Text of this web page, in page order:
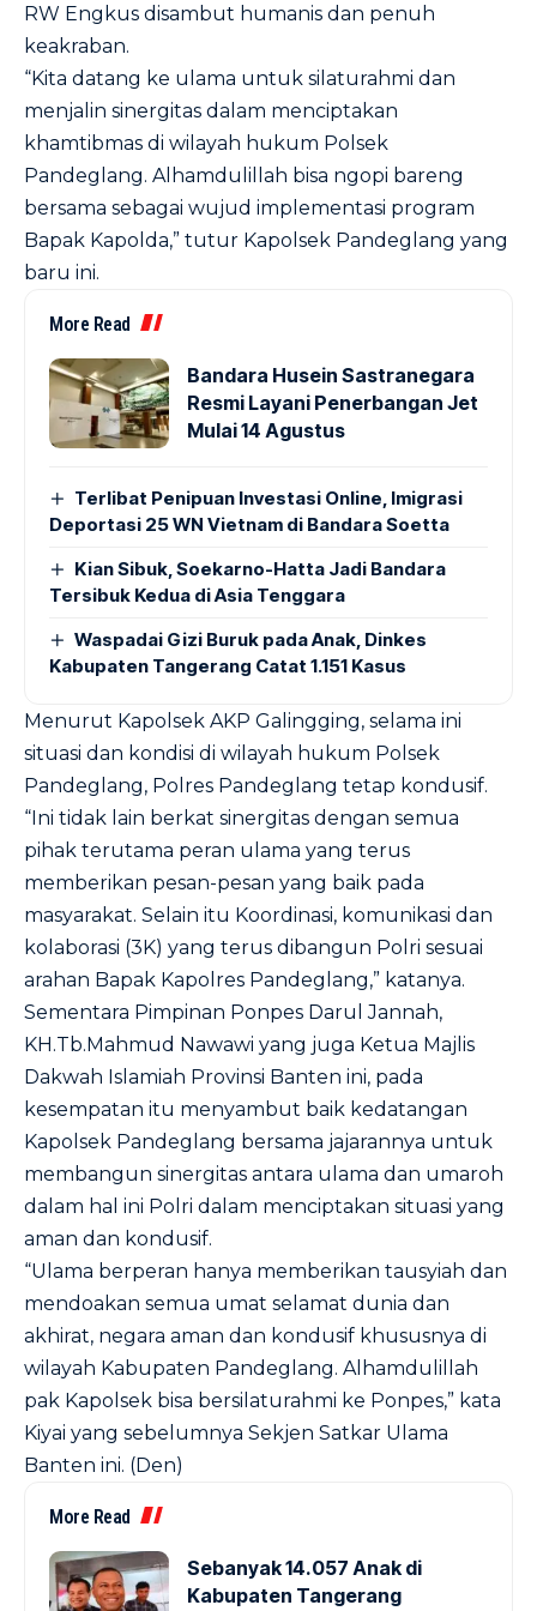
RW Engkus disambut humanis dan penuh
keakraban.
“Kita datang ke ulama untuk silaturahmi dan
menjalin sinergitas dalam menciptakan
khamtibmas di wilayah hukum Polsek
Pandeglang. Alhamdulillah bisa ngopi bareng
bersama sebagai wujud implementasi program
Bapak Kapolda,” tutur Kapolsek Pandeglang yang
baru ini.
More Read
Bandara Husein Sastranegara
Resmi Layani Penerbangan Jet
Mulai 14 Agustus
Terlibat Penipuan Investasi Online, Imigrasi
Deportasi 25 WN Vietnam di Bandara Soetta
Kian Sibuk, Soekarno-Hatta Jadi Bandara
Tersibuk Kedua di Asia Tenggara
Waspadai Gizi Buruk pada Anak, Dinkes
Kabupaten Tangerang Catat 1.151 Kasus
Menurut Kapolsek AKP Galingging, selama ini
situasi dan kondisi di wilayah hukum Polsek
Pandeglang, Polres Pandeglang tetap kondusif.
“Ini tidak lain berkat sinergitas dengan semua
pihak terutama peran ulama yang terus
memberikan pesan-pesan yang baik pada
masyarakat. Selain itu Koordinasi, komunikasi dan
kolaborasi (3K) yang terus dibangun Polri sesuai
arahan Bapak Kapolres Pandeglang,” katanya.
Sementara Pimpinan Ponpes Darul Jannah,
KH.Tb.Mahmud Nawawi yang juga Ketua Majlis
Dakwah Islamiah Provinsi Banten ini, pada
kesempatan itu menyambut baik kedatangan
Kapolsek Pandeglang bersama jajarannya untuk
membangun sinergitas antara ulama dan umaroh
dalam hal ini Polri dalam menciptakan situasi yang
aman dan kondusif.
“Ulama berperan hanya memberikan tausyiah dan
mendoakan semua umat selamat dunia dan
akhirat, negara aman dan kondusif khususnya di
wilayah Kabupaten Pandeglang. Alhamdulillah
pak Kapolsek bisa bersilaturahmi ke Ponpes,” kata
Kiyai yang sebelumnya Sekjen Satkar Ulama
Banten ini. (Den)
More Read
Sebanyak 14.057 Anak di
Kabupaten Tangerang